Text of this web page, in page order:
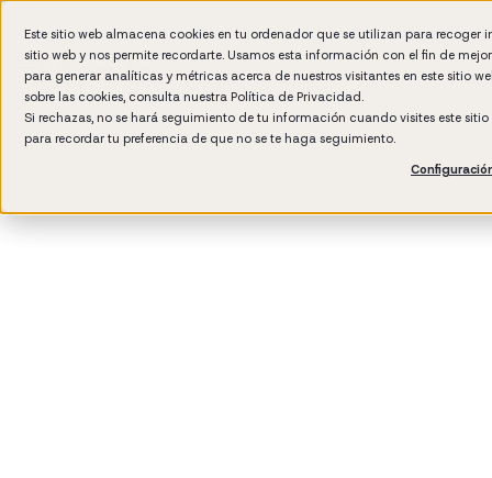
Este sitio web almacena cookies en tu ordenador que se utilizan para
sitio web y nos permite recordarte. Usamos esta información con el fin de
para generar analíticas y métricas acerca de nuestros visitantes en este sitio
sobre las cookies, consulta nuestra Política de Privacidad.
Si rechazas, no se hará seguimiento de tu información cuando visites este
para recordar tu preferencia de que no se te haga seguimiento.